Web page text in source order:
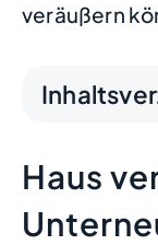
veräußern
Haus